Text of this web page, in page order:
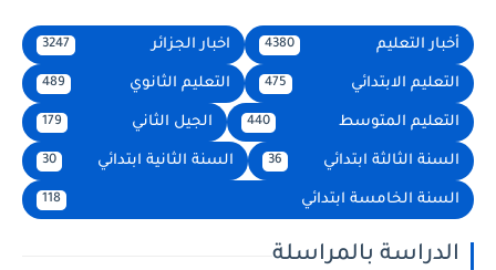
أخبار التعليم 4380 اخبار الجزائر 3247
التعليم الابتدائي 475 التعليم الثانوي 489
التعليم المتوسط 440 الجيل الثاني 179
السنة الثالثة ابتدائي السنة الثانية ابتدائي
السنة الخامسة ابتدائي 118
الدراسة بالمراسلة